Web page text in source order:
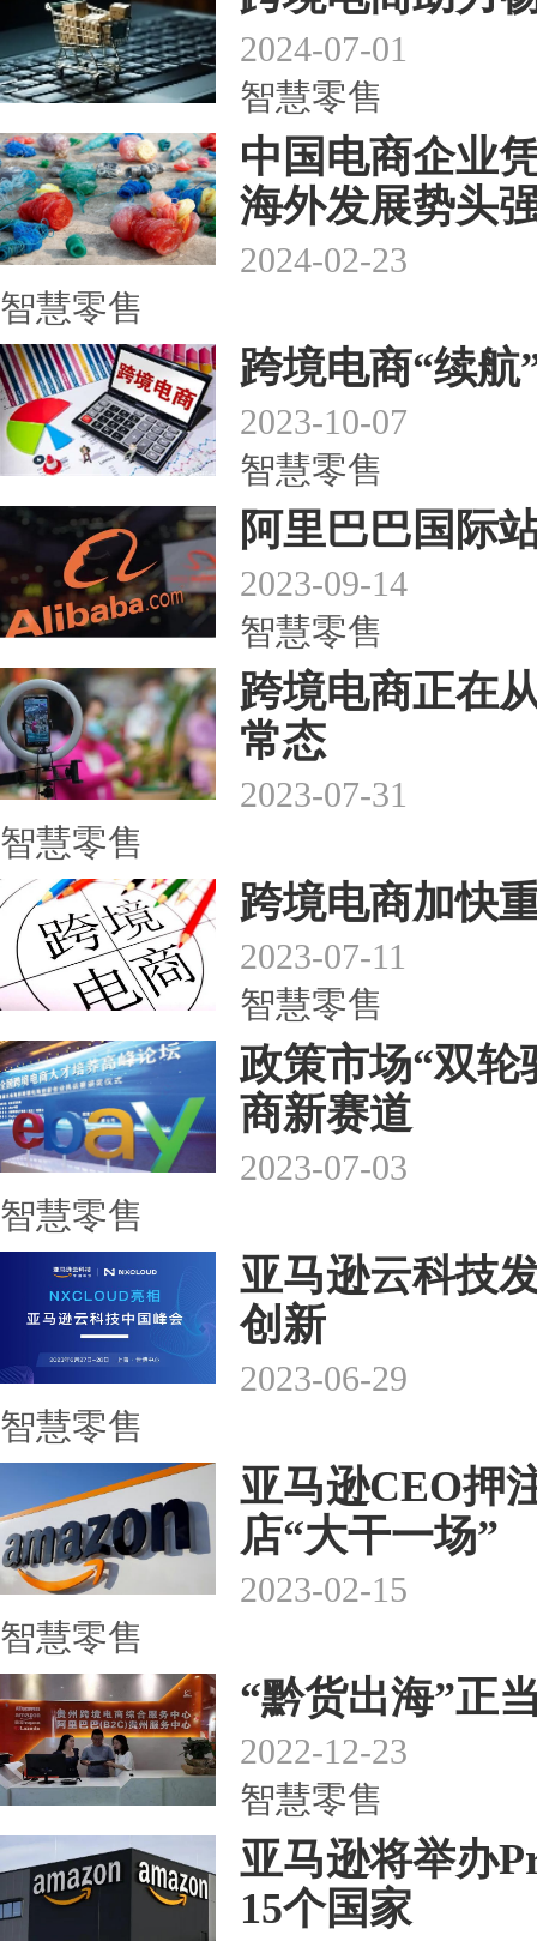
2024-07-01
智慧零售
中国电商企业
海外发展势头
2024-02-23
智慧零售
跨境电商“续航
2023-10-07
智慧零售
阿里巴巴国际
2023-09-14
智慧零售
跨境电商正在
常态
2023-07-31
智慧零售
跨境电商加快
2023-07-11
智慧零售
政策市场“双轮
商新赛道
2023-07-03
智慧零售
亚马逊云科技
创新
2023-06-29
智慧零售
亚马逊CEO押
店“大干一场”
2023-02-15
智慧零售
“黔货出海”正
2022-12-23
智慧零售
亚马逊将举办
15个国家